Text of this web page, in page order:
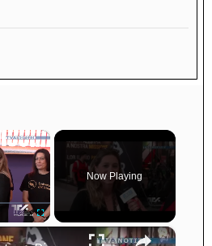
×
Fullscreen
Now Playing
×